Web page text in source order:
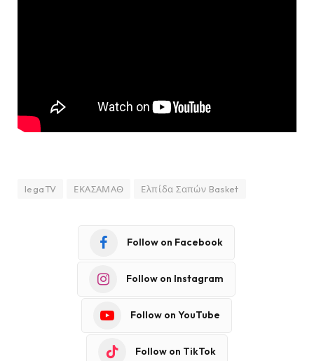
legaTV ΕΚΑΣΑΜΑΘ Ελπίδα Σαπών Basket
Follow on Facebook
Follow on Instagram
Follow on YouTube
Follow on TikTok